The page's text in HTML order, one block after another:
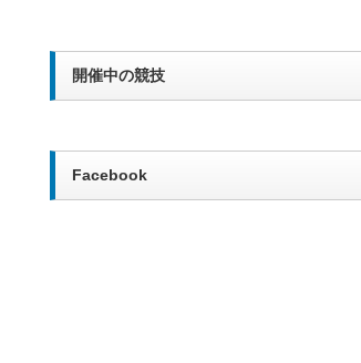
開催中の競技
Facebook